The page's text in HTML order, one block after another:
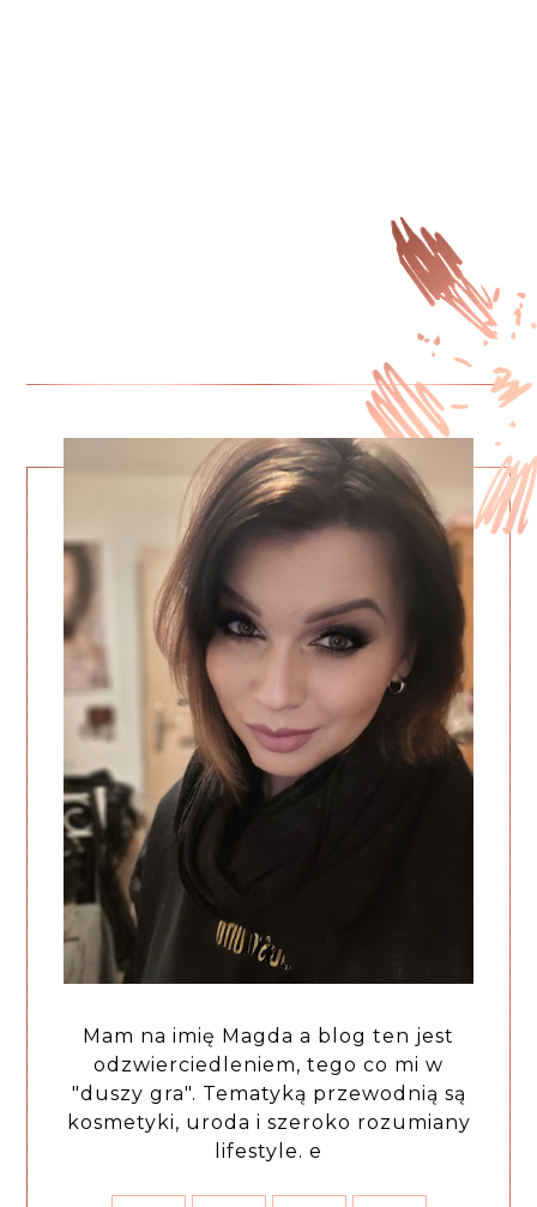
Mam na imię Magda a blog ten jest
odzwierciedleniem, tego co mi w
"duszy gra". Tematyką przewodnią są
kosmetyki, uroda i szeroko rozumiany
lifestyle. e